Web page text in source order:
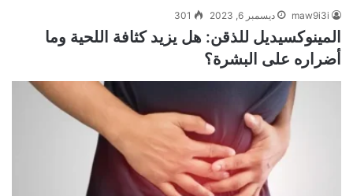
maw9i3i ديسمبر 6, 2023 301
المينوكسيديل للذقن: هل يزيد كثافة اللحية وما
أضراره على البشرة؟